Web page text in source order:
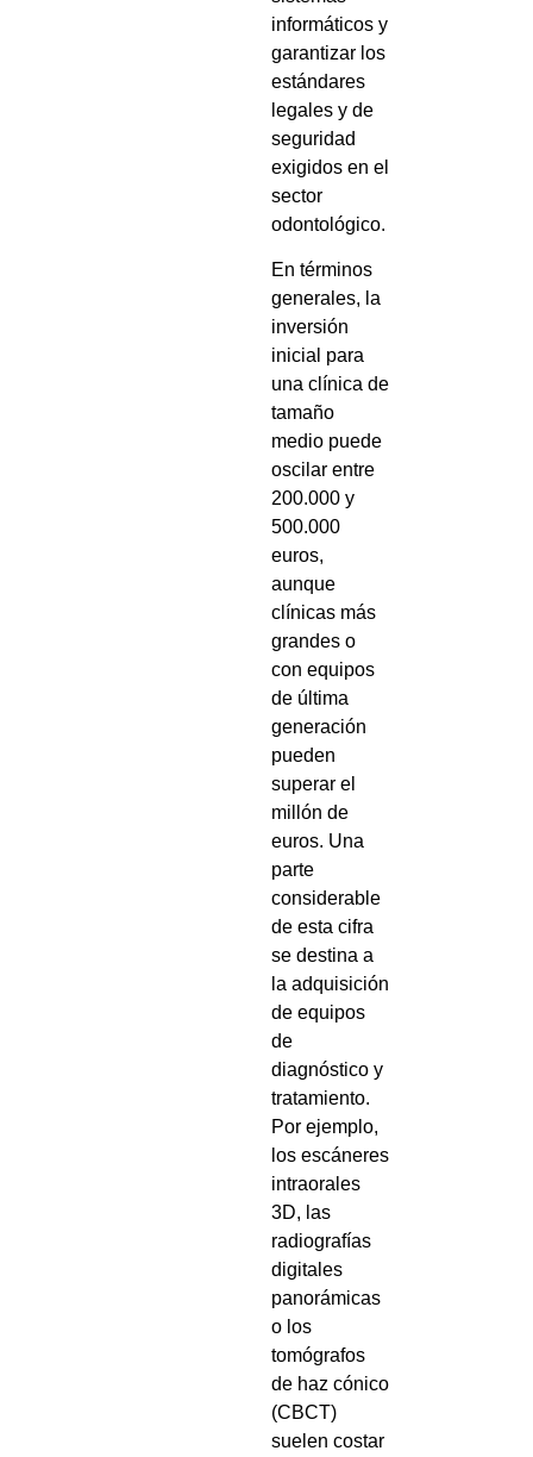
informáticos y
garantizar los
estándares
legales y de
seguridad
exigidos en el
sector
odontológico.
En términos
generales, la
inversión
inicial para
una clínica de
tamaño
medio puede
oscilar entre
200.000 y
500.000
euros,
aunque
clínicas más
grandes o
con equipos
de última
generación
pueden
superar el
millón de
euros. Una
parte
considerable
de esta cifra
se destina a
la adquisición
de equipos
de
diagnóstico y
tratamiento.
Por ejemplo,
los escáneres
intraorales
3D, las
radiografías
digitales
panorámicas
o los
tomógrafos
de haz cónico
(CBCT)
suelen costar